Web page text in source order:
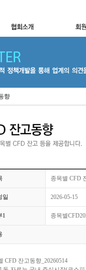
향
종목별 CFD
일 2026-05-15
1 종목별
CFD 잔고동향_20260514